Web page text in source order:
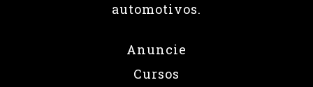
automotivos.
Anuncie
Cursos